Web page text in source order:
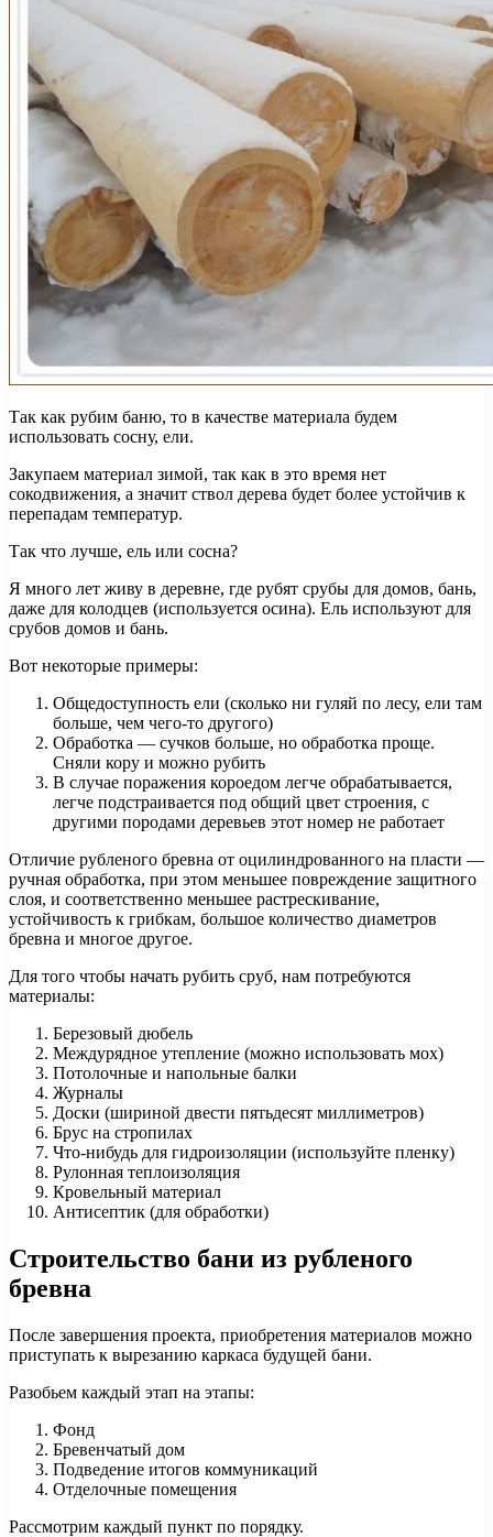
Так как рубим баню, то в качестве материала будем
использовать сосну, ели.
Закупаем материал зимой, так как в это время нет
сокодвижения, а значит ствол дерева будет более устойчив к
перепадам температур.
Так что лучше, ель или сосна?
Я много лет живу в деревне, где рубят срубы для домов, бань,
даже для колодцев (используется осина). Ель используют для
срубов домов и бань.
Вот некоторые примеры:
Общедоступность ели (сколько ни гуляй по лесу, ели там
больше, чем чего-то другого)
Обработка — сучков больше, но обработка проще.
Сняли кору и можно рубить
В случае поражения короедом легче обрабатывается,
легче подстраивается под общий цвет строения, с
другими породами деревьев этот номер не работает
Отличие рубленого бревна от оцилиндрованного на пласти —
ручная обработка, при этом меньшее повреждение защитного
слоя, и соответственно меньшее растрескивание,
устойчивость к грибкам, большое количество диаметров
бревна и многое другое.
Для того чтобы начать рубить сруб, нам потребуются
материалы:
Березовый дюбель
Междурядное утепление (можно использовать мох)
Потолочные и напольные балки
Журналы
Доски (шириной двести пятьдесят миллиметров)
Брус на стропилах
Что-нибудь для гидроизоляции (используйте пленку)
Рулонная теплоизоляция
Кровельный материал
Антисептик (для обработки)
Строительство бани из рубленого
бревна
После завершения проекта, приобретения материалов можно
приступать к вырезанию каркаса будущей бани.
Разобьем каждый этап на этапы:
Фонд
Бревенчатый дом
Подведение итогов коммуникаций
Отделочные помещения
Рассмотрим каждый пункт по порядку.